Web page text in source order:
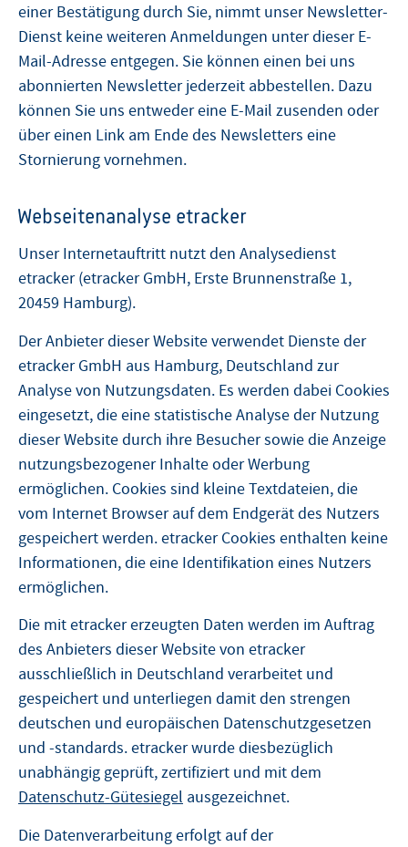
einer Bestätigung durch Sie, nimmt unser Newsletter-
Dienst keine weiteren Anmeldungen unter dieser E-
Mail-Adresse entgegen. Sie können einen bei uns
abonnierten Newsletter jederzeit abbestellen. Dazu
können Sie uns entweder eine E-Mail zusenden oder
über einen Link am Ende des Newsletters eine
Stornierung vornehmen.
Webseitenanalyse etracker
Unser Internetauftritt nutzt den Analysedienst
etracker (etracker GmbH, Erste Brunnenstraße 1,
20459 Hamburg).
Der Anbieter dieser Website verwendet Dienste der
etracker GmbH aus Hamburg, Deutschland zur
Analyse von Nutzungsdaten. Es werden dabei Cookies
eingesetzt, die eine statistische Analyse der Nutzung
dieser Website durch ihre Besucher sowie die Anzeige
nutzungsbezogener Inhalte oder Werbung
ermöglichen. Cookies sind kleine Textdateien, die
vom Internet Browser auf dem Endgerät des Nutzers
gespeichert werden. etracker Cookies enthalten keine
Informationen, die eine Identifikation eines Nutzers
ermöglichen.
Die mit etracker erzeugten Daten werden im Auftrag
des Anbieters dieser Website von etracker
ausschließlich in Deutschland verarbeitet und
gespeichert und unterliegen damit den strengen
deutschen und europäischen Datenschutzgesetzen
und -standards. etracker wurde diesbezüglich
unabhängig geprüft, zertifiziert und mit dem
Datenschutz-Gütesiegel ausgezeichnet.
Die Datenverarbeitung erfolgt auf der